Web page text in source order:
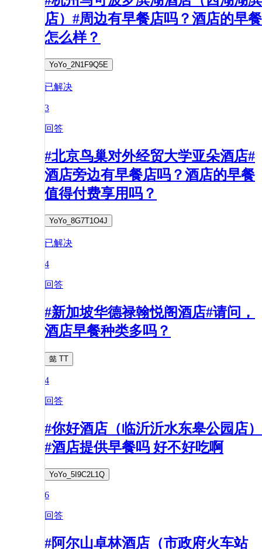
店）#周边有早餐店吗？酒店的早餐
怎么样？
YoYo_2N1F9Q5E
已解决
3
回答
#北京鸟巢对外经贸大学亚朵酒店#
酒店旁边有早餐店吗？酒店的早餐
值得付费享用吗？
YoYo_8G7T1O4J
已解决
4
回答
#新加坡华德禄翰悦阁酒店#请问，
酒店早餐种类多吗？
懿 TT
4
回答
#你好酒店（临沂沂水东皋公园店）
#酒店提供早餐吗 好不好吃啊
YoYo_5I9C2L1Q
6
回答
#阿尔山卓林酒店（市政府火车站